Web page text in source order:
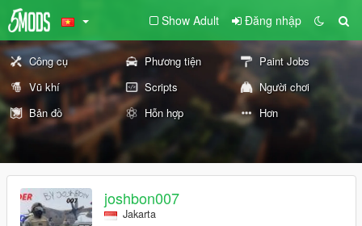
Show Adult Đăng nhập
Công cụ Phương tiện
Paint Jobs
Vũ khí
Scripts
Người chơi
Bản đồ
Hỗn hợp Hơn
joshbon007
Jakarta